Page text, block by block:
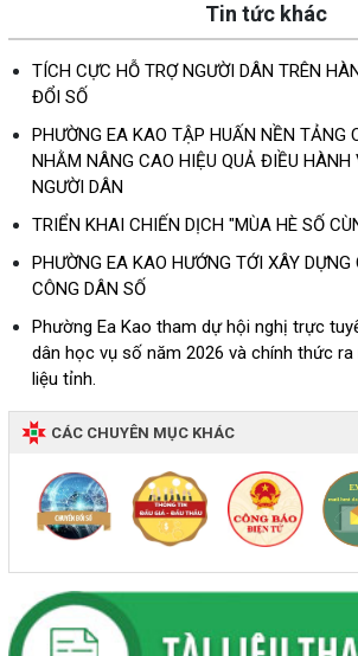
Tin tức khác
TÍCH CỰC HỖ TRỢ NGƯỜI DÂN TRÊN
ĐỔI SỐ
PHƯỜNG EA KAO TẬP HUẤN NỀN TẢNG
NHẰM NÂNG CAO HIỆU QUẢ ĐIỀU HÀNH
NGƯỜI DÂN
TRIỂN KHAI CHIẾN DỊCH "MÙA HÈ SỐ
PHƯỜNG EA KAO HƯỚNG TỚI XÂY
CÔNG DÂN SỐ
Phường Ea Kao tham dự hội nghị trực
dân học vụ số năm 2026 và chính thức
liệu tỉnh.
CÁC CHUYÊN MỤC KHÁC